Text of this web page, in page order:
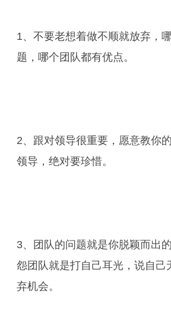
1、不要老想着做不顺就放弃，
题，哪个团队都有优点。
2、跟对领导很重要，愿意教你
领导，绝对要珍惜。
3、团队的问题就是你脱颖而出
怨团队就是打自己耳光，说自己
弃机会。